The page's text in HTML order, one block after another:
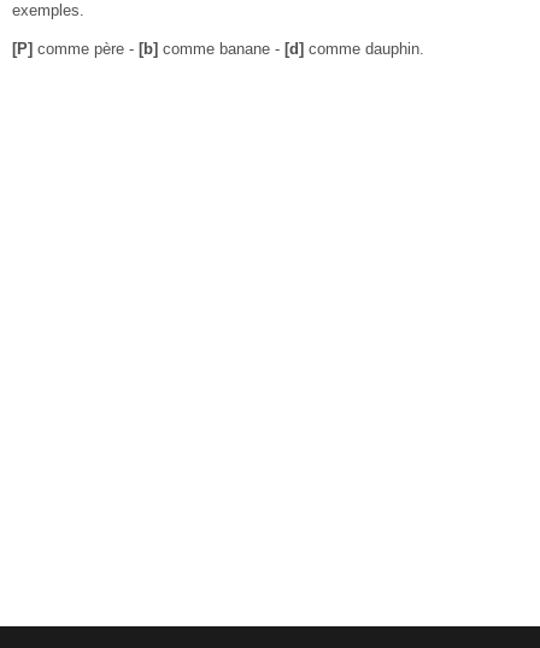
exemples.
[P] comme père - [b] comme banane - [d] comme dauphin.